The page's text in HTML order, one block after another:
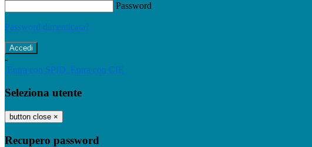
Password
Password dimenticata?
-
Entra con SPID Entra con CIE
Seleziona utente
button close ×
Recupero password